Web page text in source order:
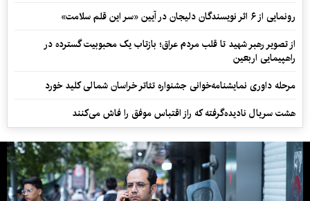
رونمایی از ۶ اثر نویسندگان دلیجان در آیین «سر این قلم سلامت»
از تصویر رهبر شهید تا قلب مردم عراق؛ بازتاب یک محبوبیت گسترده در
راهپیمایی اربعین
مرحله داوری نمایشنامه‌خوانی جشنواره تئاتر خراسان شمالی کلید خورد
هشت سریال نادیده‌گرفته که راز اقتباس موفق را فاش می‌کنند